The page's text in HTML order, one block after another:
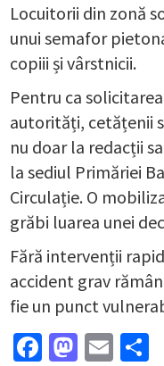
Locuitorii din zonă
unui semafor
copiii și vârstnicii.
Pentru ca
autorități, cetățenii
nu doar la redacții
la sediul Primăriei
Circulație. O
grăbi luarea unei
Fără intervenții
accident grav
fie un punct
Facebook
Email